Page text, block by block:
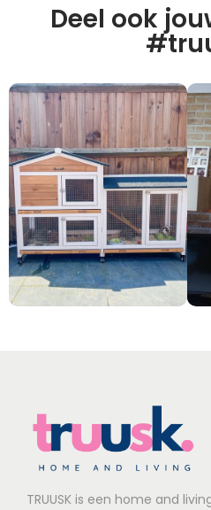
Deel ook
TRUUSK is een home and